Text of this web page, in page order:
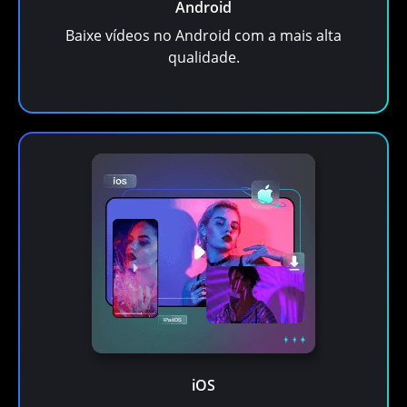
Android
Baixe vídeos no Android com a mais alta
qualidade.
iOS